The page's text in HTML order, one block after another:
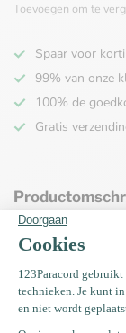
Toevoegen om te
Spaar voor
99% van onze
100% de
Gratis
Specificaties
Vaak samen